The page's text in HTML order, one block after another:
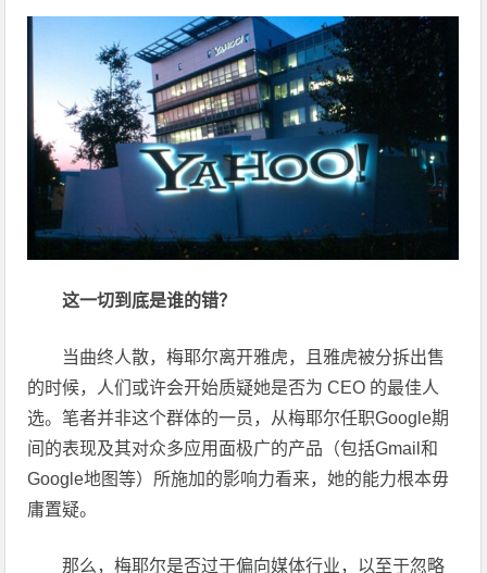
这一切到底是谁的错？
当曲终人散，梅耶尔离开雅虎，且雅虎被分拆出售
的时候，人们或许会开始质疑她是否为 CEO 的最佳人
选。笔者并非这个群体的一员，从梅耶尔任职Google期
间的表现及其对众多应用面极广的产品（包括Gmail和
Google地图等）所施加的影响力看来，她的能力根本毋
庸置疑。
那么，梅耶尔是否过于偏向媒体行业，以至于忽略